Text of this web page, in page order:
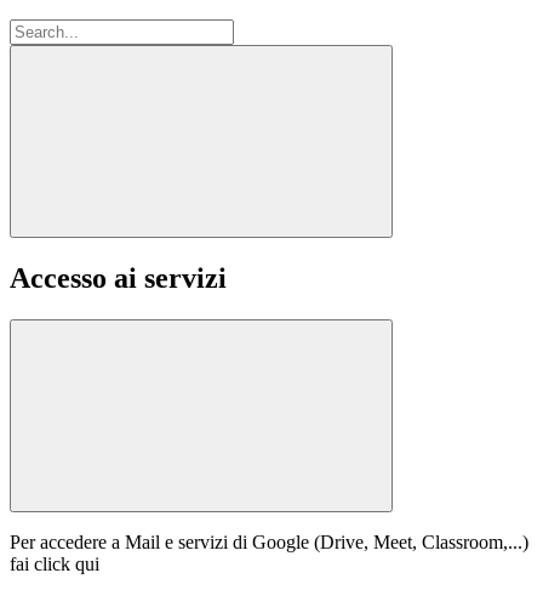
Accesso ai servizi
Per accedere a Mail e servizi di Google (Drive, Meet, Classroom,...)
fai click qui